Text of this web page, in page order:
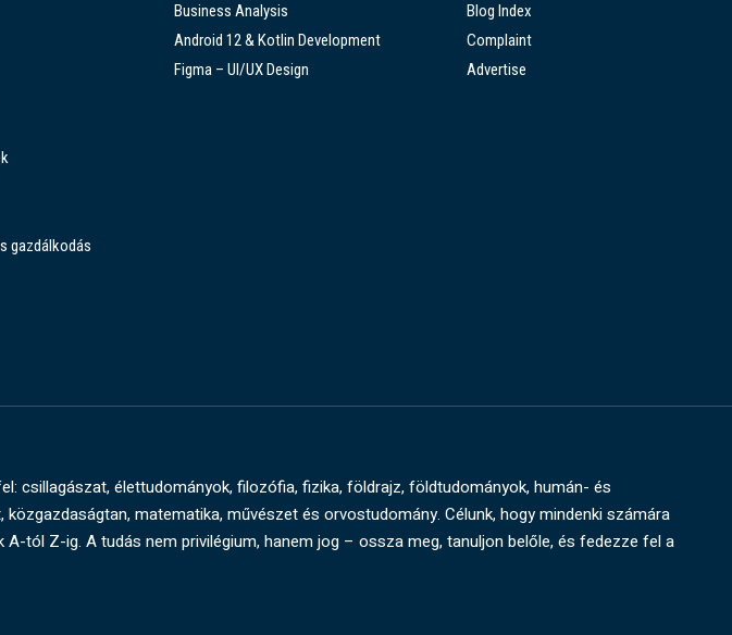
gazdálkodás
Business Analysis
Android 12 & Kotlin Development
Figma – UI/UX Design
Blog Index
Complaint
Advertise
csillagászat, élettudományok, filozófia, fizika, földrajz, földtudományok, humán- és
matematika, művészet és orvostudomány. Célunk, hogy mindenki számára
tól Z-ig. A tudás nem privilégium, hanem jog – ossza meg, tanuljon belőle, és fedezze fel a